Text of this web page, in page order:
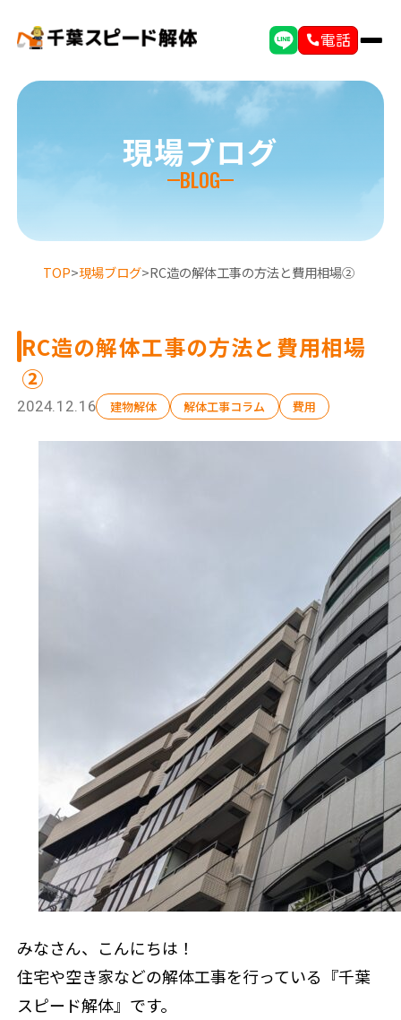
電話
施工事例
現場ブログ
補助金情報
来店予約
現場ブログ
BLOG
TOP>現場ブログ>RC造の解体工事の方法と費用相場②
RC造の解体工事の方法と費用相場
②
2024.12.16 建物解体 解体工事コラム 費用
みなさん、こんにちは！
住宅や空き家などの解体工事を行っている『千葉
スピード解体』です。